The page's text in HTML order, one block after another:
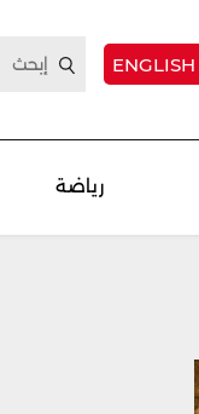
ENGLISH
رياضة